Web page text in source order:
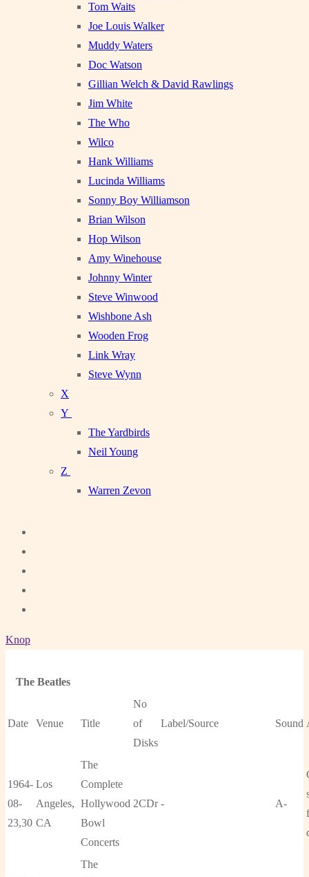
Tom Waits
Joe Louis Walker
Muddy Waters
Doc Watson
Gillian Welch & David Rawlings
Jim White
The Who
Wilco
Hank Williams
Lucinda Williams
Sonny Boy Williamson
Brian Wilson
Hop Wilson
Amy Winehouse
Johnny Winter
Steve Winwood
Wishbone Ash
Wooden Frog
Link Wray
Steve Wynn
X
Y
The Yardbirds
Neil Young
Z
Warren Zevon
Knop
The Beatles
Date Venue Title
No
of
Disks
Label/Source Sound
1964-
08-
23,30
Los
Angeles,
CA
The
Complete
Hollywood
Bowl
Concerts
2CDr - A-
The